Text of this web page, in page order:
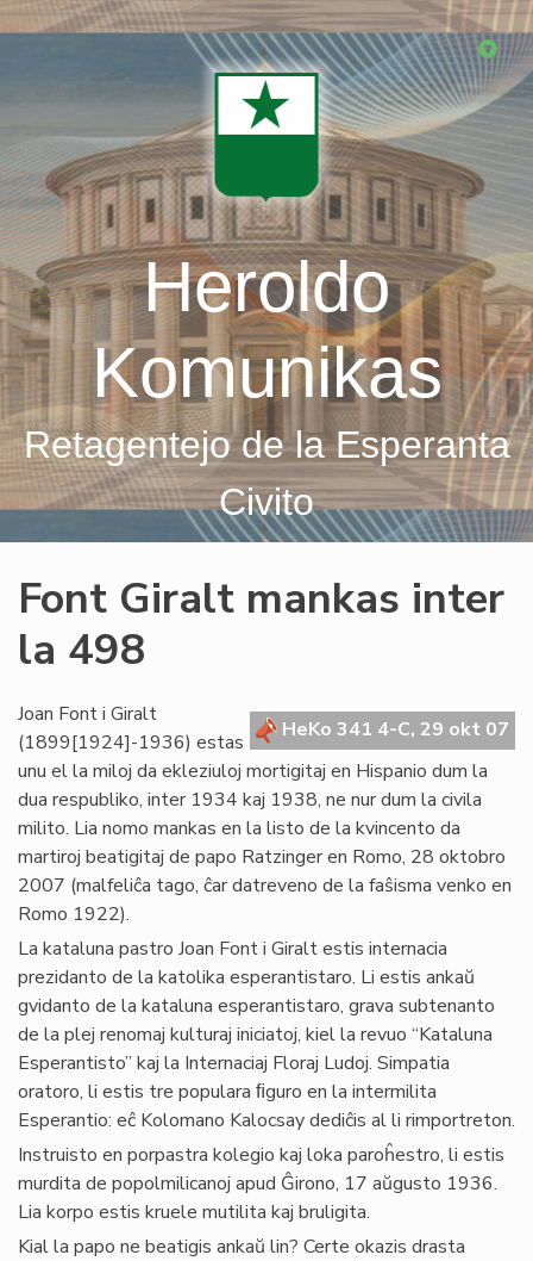
Skip
Heroldo
Komunikas
Retagentejo de la Esperanta
Civito
Font Giralt mankas inter
la 498
HeKo 341 4-C, 29 okt 07
Joan Font i Giralt
(1899[1924]-1936) estas
unu el la miloj da ekleziuloj mortigitaj en Hispanio dum la
dua respubliko, inter 1934 kaj 1938, ne nur dum la civila
milito. Lia nomo mankas en la listo de la kvincento da
martiroj beatigitaj de papo Ratzinger en Romo, 28 oktobro
2007 (malfeliĉa tago, ĉar datreveno de la faŝisma venko en
Romo 1922).
La kataluna pastro Joan Font i Giralt estis internacia
prezidanto de la katolika esperantistaro. Li estis ankaŭ
gvidanto de la kataluna esperantistaro, grava subtenanto
de la plej renomaj kulturaj iniciatoj, kiel la revuo “Kataluna
Esperantisto” kaj la Internaciaj Floraj Ludoj. Simpatia
oratoro, li estis tre populara ﬁguro en la intermilita
Esperantio: eĉ Kolomano Kalocsay dediĉis al li rimportreton.
Instruisto en porpastra kolegio kaj loka paroĥestro, li estis
murdita de popolmilicanoj apud Ĝirono, 17 aŭgusto 1936.
Lia korpo estis kruele mutilita kaj bruligita.
Kial la papo ne beatigis ankaŭ lin? Certe okazis drasta